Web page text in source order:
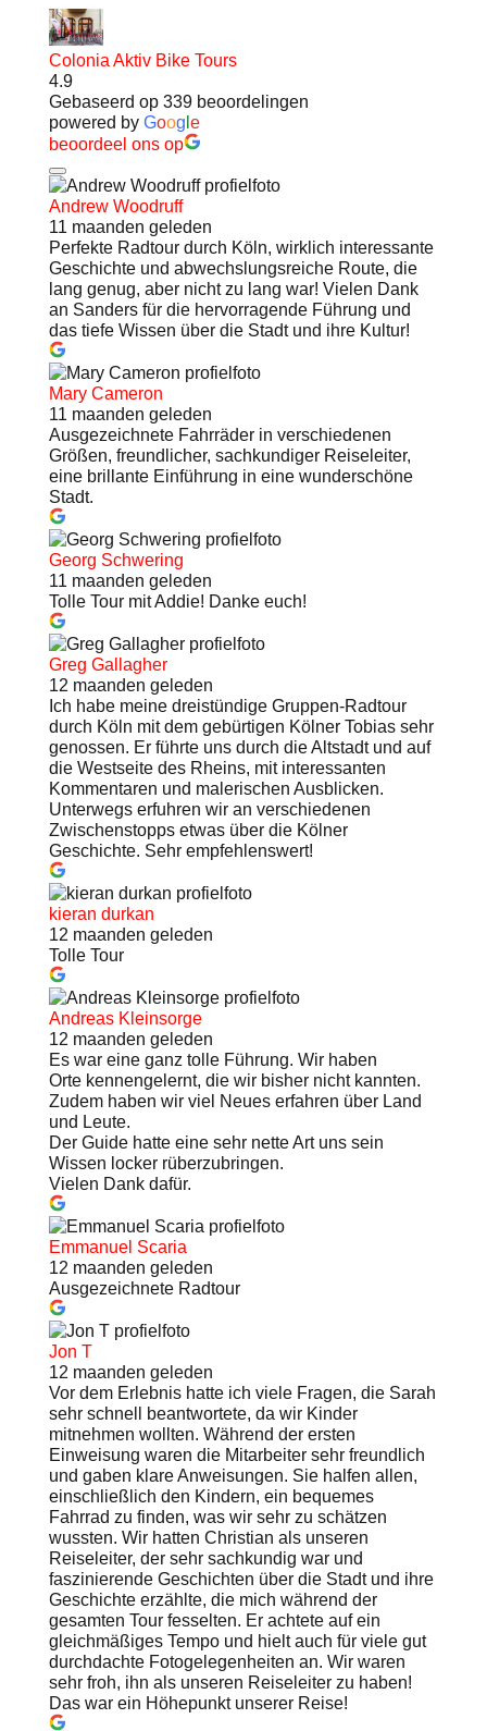
Colonia Aktiv Bike Tours
4.9
Gebaseerd op 339 beoordelingen
powered by Goog e
beoordeel ons op
Andrew Woodruff
11 maanden geleden
Perfekte Radtour durch Köln, wirklich interessante
Geschichte und abwechslungsreiche Route, die
lang genug, aber nicht zu lang war! Vielen Dank
an Sanders für die hervorragende Führung und
das tiefe Wissen über die Stadt und ihre Kultur!
Mary Cameron
11 maanden geleden
Ausgezeichnete Fahrräder in verschiedenen
Größen, freundlicher, sachkundiger Reiseleiter,
eine brillante Einführung in eine wunderschöne
Stadt.
Georg Schwering
11 maanden geleden
Tolle Tour mit Addie! Danke euch!
Greg Gallagher
12 maanden geleden
Ich habe meine dreistündige Gruppen-Radtour
durch Köln mit dem gebürtigen Kölner Tobias sehr
genossen. Er führte uns durch die Altstadt und auf
die Westseite des Rheins, mit interessanten
Kommentaren und malerischen Ausblicken.
Unterwegs erfuhren wir an verschiedenen
Zwischenstopps etwas über die Kölner
Geschichte. Sehr empfehlenswert!
kieran durkan
12 maanden geleden
Tolle Tour
Andreas Kleinsorge
12 maanden geleden
Es war eine ganz tolle Führung. Wir haben
Orte kennengelernt, die wir bisher nicht kannten.
Zudem haben wir viel Neues erfahren über Land
und Leute.
Der Guide hatte eine sehr nette Art uns sein
Wissen locker rüberzubringen.
Vielen Dank dafür.
Emmanuel Scaria
12 maanden geleden
Ausgezeichnete Radtour
Jon T
12 maanden geleden
Vor dem Erlebnis hatte ich viele Fragen, die Sarah
sehr schnell beantwortete, da wir Kinder
mitnehmen wollten. Während der ersten
Einweisung waren die Mitarbeiter sehr freundlich
und gaben klare Anweisungen. Sie halfen allen,
einschließlich den Kindern, ein bequemes
Fahrrad zu finden, was wir sehr zu schätzen
wussten. Wir hatten Christian als unseren
Reiseleiter, der sehr sachkundig war und
faszinierende Geschichten über die Stadt und ihre
Geschichte erzählte, die mich während der
gesamten Tour fesselten. Er achtete auf ein
gleichmäßiges Tempo und hielt auch für viele gut
durchdachte Fotogelegenheiten an. Wir waren
sehr froh, ihn als unseren Reiseleiter zu haben!
Das war ein Höhepunkt unserer Reise!